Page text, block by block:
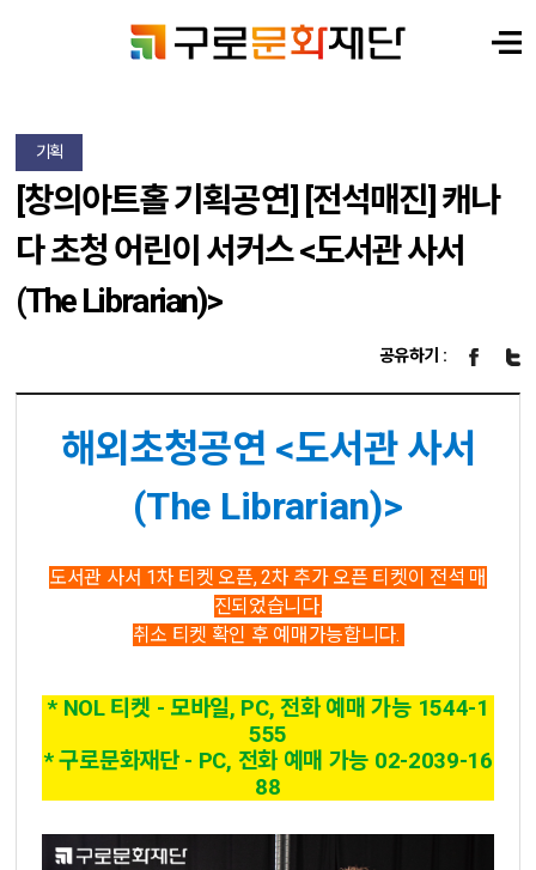
기획
[창의아트홀 기획공연] [전석매진] 캐나
다 초청 어린이 서커스 <도서관 사서
(The Librarian)>
공유하기 :
해외초청공연 <도서관 사서
(The Librarian)>
도서관 사서 1차 티켓 오픈, 2차 추가 오픈 티켓이 전석 매
진되었습니다.
취소 티켓 확인 후 예매가능합니다.
* NOL 티켓 - 모바일, PC, 전화 예매 가능 1544-1
555
* 구로문화재단 - PC, 전화 예매 가능 02-2039-16
88